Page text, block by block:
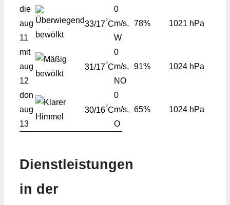
die
aug
11
33/17°C
0
m/s,
W
78% 1021 hPa
mit
aug
12
31/17°C
0
m/s,
NO
91% 1024 hPa
don
aug
13
30/16°C
0
m/s,
O
65% 1024 hPa
Dienstleistungen
in der